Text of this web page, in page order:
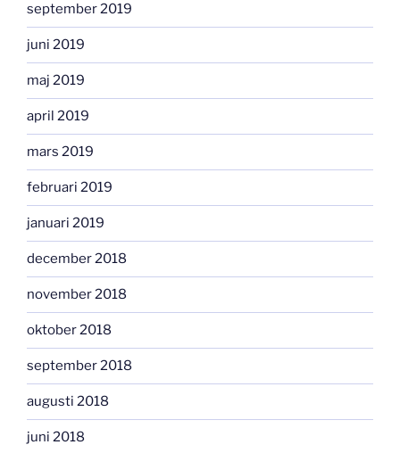
september 2019
juni 2019
maj 2019
april 2019
mars 2019
februari 2019
januari 2019
december 2018
november 2018
oktober 2018
september 2018
augusti 2018
juni 2018